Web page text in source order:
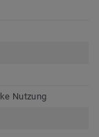
Nutzung